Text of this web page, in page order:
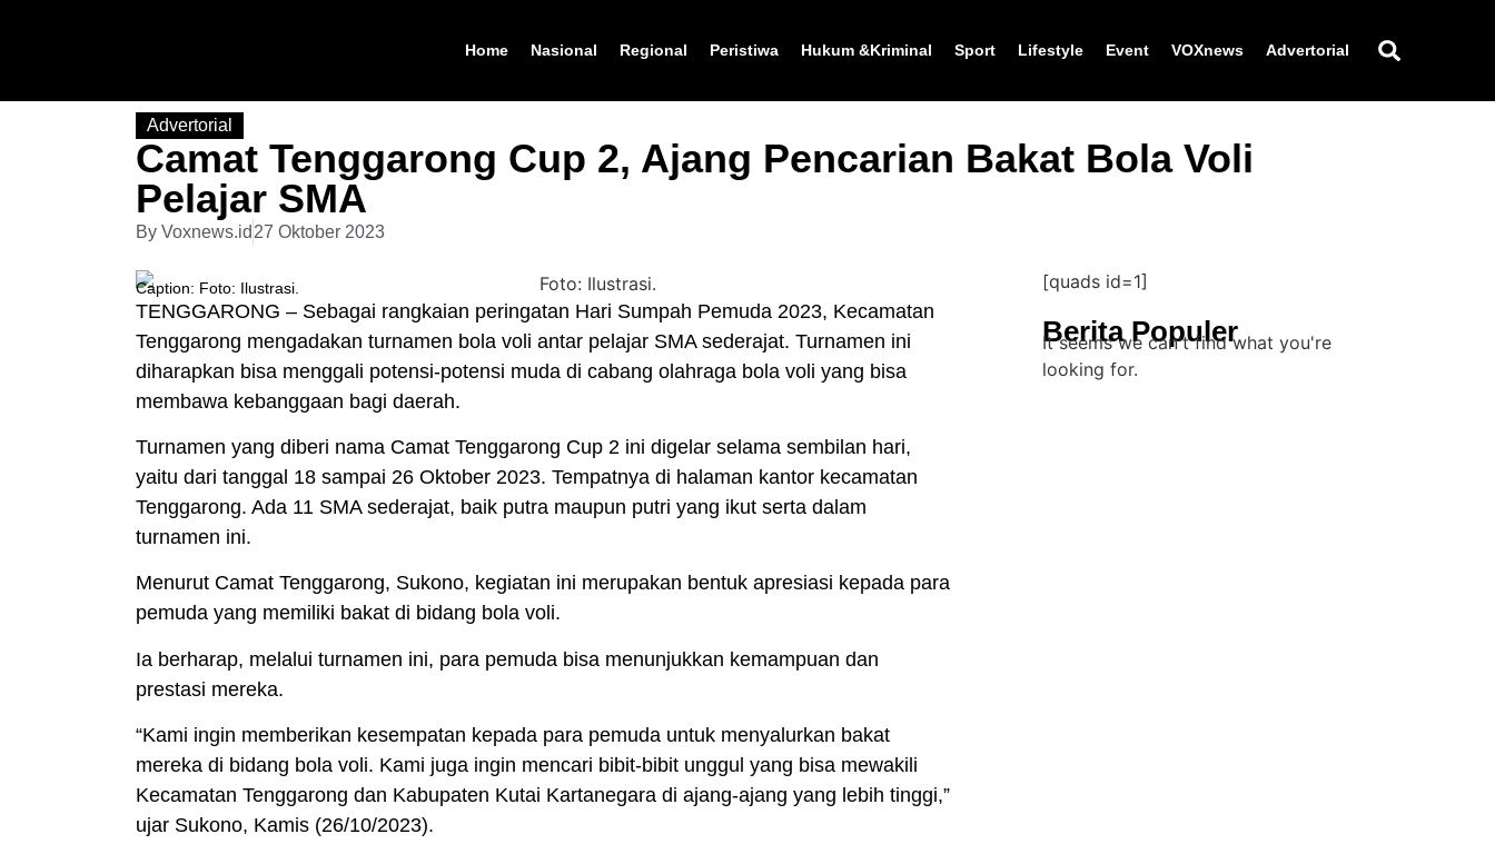
Home Nasional Regional Peristiwa Hukum &Kriminal Sport Lifestyle Event VOXnews Advertorial
Advertorial
Camat Tenggarong Cup 2, Ajang Pencarian Bakat Bola Voli
Pelajar SMA
By Voxnews.id 27 Oktober 2023
Caption: Foto: Ilustrasi.
TENGGARONG – Sebagai rangkaian peringatan Hari Sumpah Pemuda 2023, Kecamatan
Tenggarong mengadakan turnamen bola voli antar pelajar SMA sederajat. Turnamen ini
diharapkan bisa menggali potensi-potensi muda di cabang olahraga bola voli yang bisa
membawa kebanggaan bagi daerah.
Turnamen yang diberi nama Camat Tenggarong Cup 2 ini digelar selama sembilan hari,
yaitu dari tanggal 18 sampai 26 Oktober 2023. Tempatnya di halaman kantor kecamatan
Tenggarong. Ada 11 SMA sederajat, baik putra maupun putri yang ikut serta dalam
turnamen ini.
Menurut Camat Tenggarong, Sukono, kegiatan ini merupakan bentuk apresiasi kepada para
pemuda yang memiliki bakat di bidang bola voli.
Ia berharap, melalui turnamen ini, para pemuda bisa menunjukkan kemampuan dan
prestasi mereka.
“Kami ingin memberikan kesempatan kepada para pemuda untuk menyalurkan bakat
mereka di bidang bola voli. Kami juga ingin mencari bibit-bibit unggul yang bisa mewakili
Kecamatan Tenggarong dan Kabupaten Kutai Kartanegara di ajang-ajang yang lebih tinggi,”
ujar Sukono, Kamis (26/10/2023).
[quads id=1]
Berita Populer
It seems we can't find what you're
looking for.